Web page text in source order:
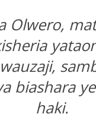
Olwero,
biashara
haki.